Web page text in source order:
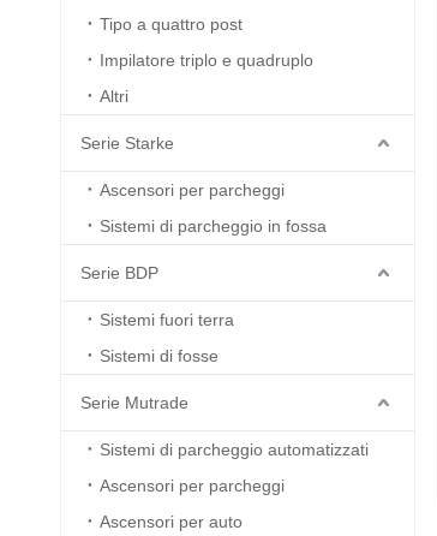
Tipo a quattro post
Impilatore triplo e quadruplo
Altri
Serie Starke
Ascensori per parcheggi
Sistemi di parcheggio in fossa
Serie BDP
Sistemi fuori terra
Sistemi di fosse
Serie Mutrade
Sistemi di parcheggio automatizzati
Ascensori per parcheggi
Ascensori per auto